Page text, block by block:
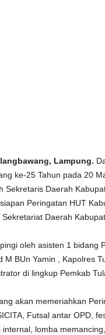
Lampung.
ke-25 Tahun pada 20
Sekretaris Daerah
Peringatan HUT
Daerah
oleh asisten 1 bidang
M BUn Yamin , Kapolres
di lingkup Pemkab
akan memeriahkan
Futsal antar OPD,
lomba